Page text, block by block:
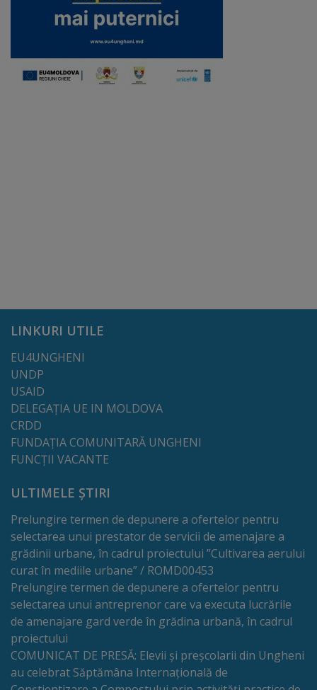
Aparatul
primăriei
Regulamentul
Secretar
Consilieri
de
specialitate
Consiliului
Calitate
și
integritate
Servicii
Plăți
LINKURI UTILE
EU4UNGHENI
UNDP
USAID
DELEGAȚIA UE IN MOLDOVA
CRDD
FUNDAȚIA COMUNITARĂ UNGHENI
FUNCȚII VACANTE
ULTIMELE ȘTIRI
Prelungire termen de depunere a ofertelor pentru
selectarea unui prestator de servicii de amenajare a
grădinii urbane, în cadrul proiectului ”Cultivarea aerului
curat în mediile urbane” / ROMD00453
Prelungire termen de depunere a ofertelor pentru
selectarea unui antreprenor care va executa lucrările
de amenajare gard verde în grădina urbană, în cadrul
proiectului
COMUNICAT DE PRESĂ: Elevii și preșcolarii din Ungheni
au celebrat Săptămâna Internațională de